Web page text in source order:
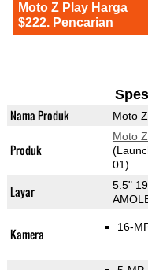
Moto Z Play Harga
$222. Pencarian
Nama Produk Moto
Produk
Moto
01)
Layar
5.5"
Kamera 16-